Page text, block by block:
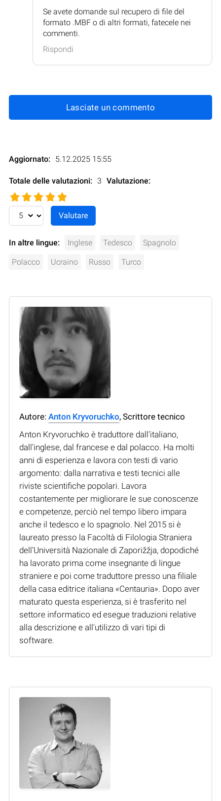
Se avete domande sul recupero di file del
formato .MBF o di altri formati, fatecele nei
commenti.
Rispondi
Lasciate un commento
Aggiornato: 5.12.2025 15:55
Totale delle valutazioni: 3 Valutazione:
In altre lingue: Inglese Tedesco Spagnolo
Polacco Ucraino Russo Turco
Autore: Anton Kryvoruchko, Scrittore tecnico
Anton Kryvoruchko è traduttore dall'italiano,
dall'inglese, dal francese e dal polacco. Ha molti
anni di esperienza e lavora con testi di vario
argomento: dalla narrativa e testi tecnici alle
riviste scientifiche popolari. Lavora
costantemente per migliorare le sue conoscenze
e competenze, perciò nel tempo libero impara
anche il tedesco e lo spagnolo. Nel 2015 si è
laureato presso la Facoltà di Filologia Straniera
dell'Università Nazionale di Zaporižžja, dopodiché
ha lavorato prima come insegnante di lingue
straniere e poi come traduttore presso una filiale
della casa editrice italiana «Centauria». Dopo aver
maturato questa esperienza, si è trasferito nel
settore informatico ed esegue traduzioni relative
alla descrizione e all'utilizzo di vari tipi di
software.